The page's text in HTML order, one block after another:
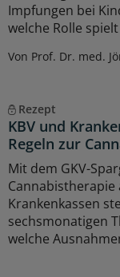
Impfungen bei
welche Rolle
Von Prof. Dr. med.
Rezept
KBV und
Regeln zur
Mit dem GKV-
Cannabistherapie
Krankenkassen
sechsmonatigen
welche